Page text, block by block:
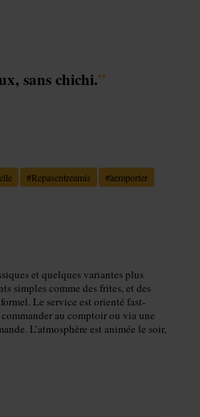
sans chichi.”
#Repasentreamis #àemporter
et quelques variantes plus
simples comme des frites, et des
Le service est orienté fast-
au comptoir ou via une
L’atmosphère est animée le soir,